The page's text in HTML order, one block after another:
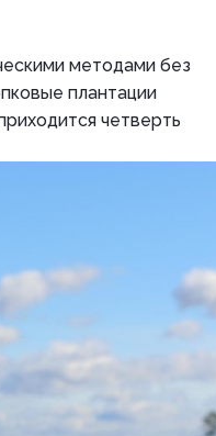
методами без
плантации
четверть